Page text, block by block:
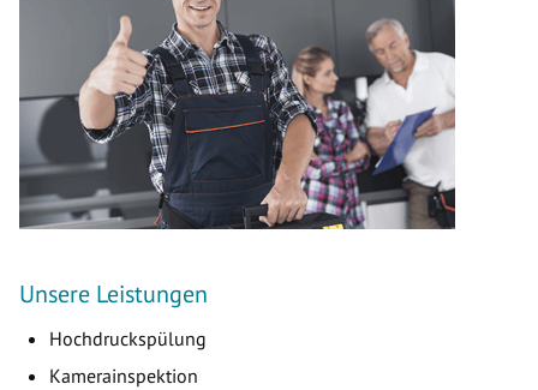
Unsere Leistungen
Hochdruckspülung
Kamerainspektion